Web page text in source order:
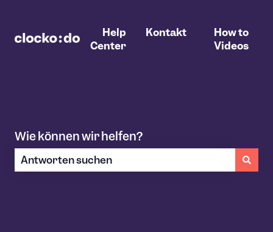
Help
Center
Kontakt
How to
Videos
Wie können wir helfen?